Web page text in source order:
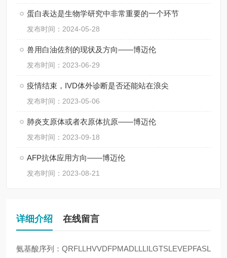
蛋白表达是生物学研究中非常重要的一个环节
发布时间：2024-05-28
兽用白油佐剂的现状及方向——博迈伦
发布时间：2023-06-29
疫情结束，IVD体外诊断是否还能站在浪尖
发布时间：2023-05-06
肺炎支原体或者衣原体抗原——博迈伦
发布时间：2023-09-18
AFP抗体应用方向——博迈伦
发布时间：2023-08-21
详细介绍 在线留言
氨基酸序列：QRFLLHVVDFPMADLLLILGTSLEVEPFASL